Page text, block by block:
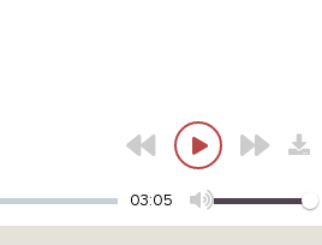
03:05